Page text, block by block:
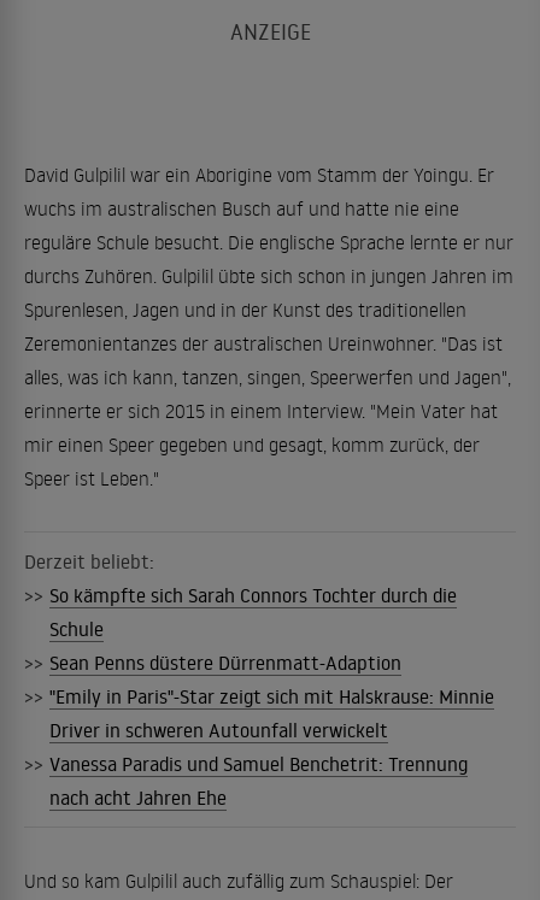
David Gulpilil war ein Aborigine vom Stamm der Yoingu. Er
wuchs im australischen Busch auf und hatte nie eine
reguläre Schule besucht. Die englische Sprache lernte er nur
durchs Zuhören. Gulpilil übte sich schon in jungen Jahren im
Spurenlesen, Jagen und in der Kunst des traditionellen
Zeremonientanzes der australischen Ureinwohner. "Das ist
alles, was ich kann, tanzen, singen, Speerwerfen und Jagen",
erinnerte er sich 2015 in einem Interview. "Mein Vater hat
mir einen Speer gegeben und gesagt, komm zurück, der
Speer ist Leben."
Derzeit beliebt:
>> So kämpfte sich Sarah Connors Tochter durch die
Schule
>> Sean Penns düstere Dürrenmatt-Adaption
>> "Emily in Paris"-Star zeigt sich mit Halskrause: Minnie
Driver in schweren Autounfall verwickelt
>> Vanessa Paradis und Samuel Benchetrit: Trennung
nach acht Jahren Ehe
Und so kam Gulpilil auch zufällig zum Schauspiel: Der